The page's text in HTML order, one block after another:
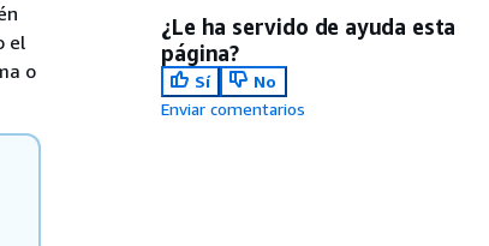
el
o
¿Le ha servido de ayuda esta
página?
Sí
No
Enviar comentarios